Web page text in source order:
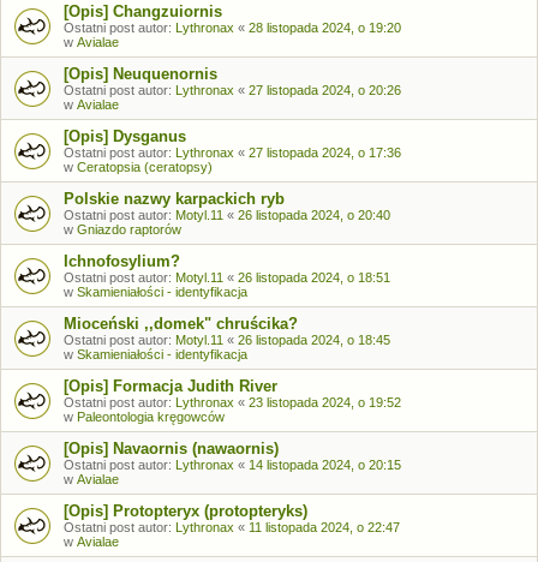
[Opis] Changzuiornis
Ostatni post autor: Lythronax « 28 listopada 2024, o 19:20
w Avialae
[Opis] Neuquenornis
Ostatni post autor: Lythronax « 27 listopada 2024, o 20:26
w Avialae
[Opis] Dysganus
Ostatni post autor: Lythronax « 27 listopada 2024, o 17:36
w Ceratopsia (ceratopsy)
Polskie nazwy karpackich ryb
Ostatni post autor: Motyl.11 « 26 listopada 2024, o 20:40
w Gniazdo raptorów
Ichnofosylium?
Ostatni post autor: Motyl.11 « 26 listopada 2024, o 18:51
w Skamieniałości - identyfikacja
Mioceński ,,domek" chruścika?
Ostatni post autor: Motyl.11 « 26 listopada 2024, o 18:45
w Skamieniałości - identyfikacja
[Opis] Formacja Judith River
Ostatni post autor: Lythronax « 23 listopada 2024, o 19:52
w Paleontologia kręgowców
[Opis] Navaornis (nawaornis)
Ostatni post autor: Lythronax « 14 listopada 2024, o 20:15
w Avialae
[Opis] Protopteryx (protopteryks)
Ostatni post autor: Lythronax « 11 listopada 2024, o 22:47
w Avialae